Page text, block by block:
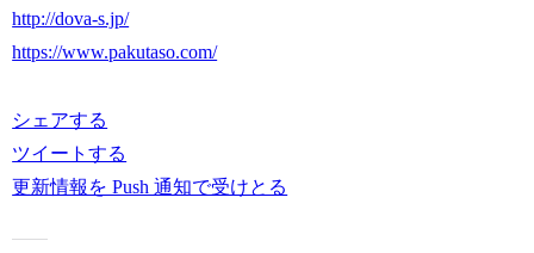
http://dova-s.jp/
https://www.pakutaso.com/
シェアする
ツイートする
更新情報を Push 通知で受けとる